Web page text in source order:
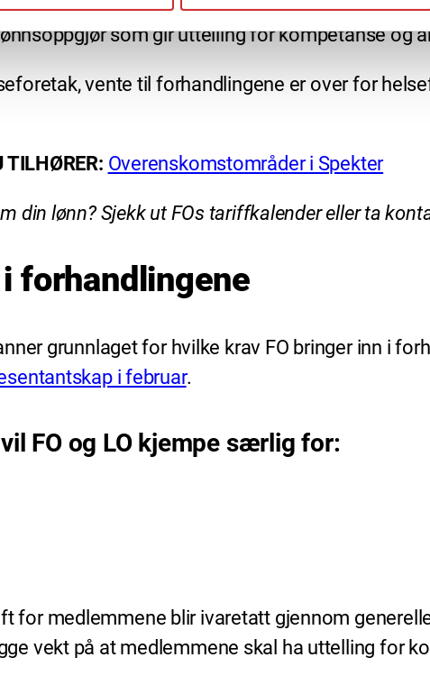
lønnsforhandlingene for medlemmene våre
som gir uttelling for kompetanse og
vente til forhandlingene er over for
TILHØRER: Overenskomstområder i Spekter
din lønn? Sjekk ut FOs tariffkalender eller ta
i forhandlingene
grunnlaget for hvilke krav FO bringer inn i
i februar.
FO og LO kjempe særlig for:
for medlemmene blir ivaretatt gjennom
vekt på at medlemmene skal ha uttelling for